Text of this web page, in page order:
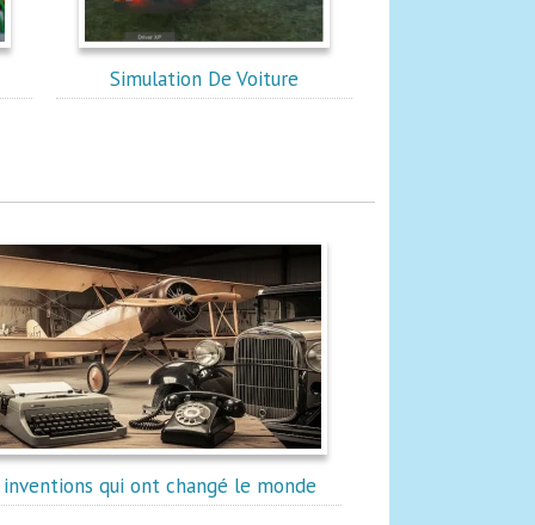
Simulation De Voiture
inventions qui ont changé le monde